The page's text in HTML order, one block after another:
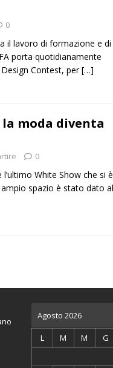
0
il lavoro di formazione e di
porta quotidianamente
Design Contest, per[…]
la moda diventa
0
White Show che si è
spazio è stato dato
Agosto 2026
L M M G